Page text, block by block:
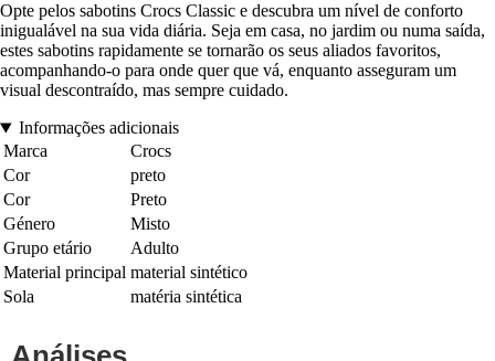
Opte pelos sabotins Crocs Classic e descubra um nível de conforto
inigualável na sua vida diária. Seja em casa, no jardim ou numa saída,
estes sabotins rapidamente se tornarão os seus aliados favoritos,
acompanhando-o para onde quer que vá, enquanto asseguram um
visual descontraído, mas sempre cuidado.
Informações adicionais
Marca
Crocs
Cor
preto
Cor
Preto
Género
Misto
Grupo etário
Adulto
Material principal material sintético
Sola
matéria sintética